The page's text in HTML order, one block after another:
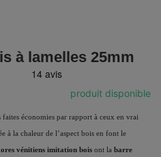
à lamelles 25mm
produit disponible
faites économies par rapport à ceux en vrai
à la chaleur de l’aspect bois en font le
vénitiens imitation bois ont la barre